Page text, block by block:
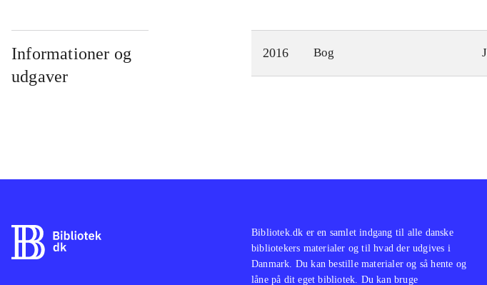
Informationer og
udgaver
2016 Bog
Bibliotek.dk er en samlet indgang til alle danske
bibliotekers materialer og til hvad der udgives i
Danmark. Du kan bestille materialer og så hente og
låne på dit eget bibliotek. Du kan bruge